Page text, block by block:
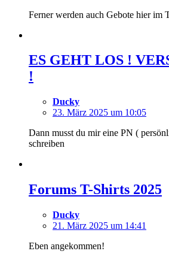
Ferner werden auch Gebote hier im
ES GEHT LOS !
!
Ducky
23. März 2025 um 10:05
Dann musst du mir eine PN (
schreiben
Forums T-Shirts 2025
Ducky
21. März 2025 um 14:41
Eben angekommen!